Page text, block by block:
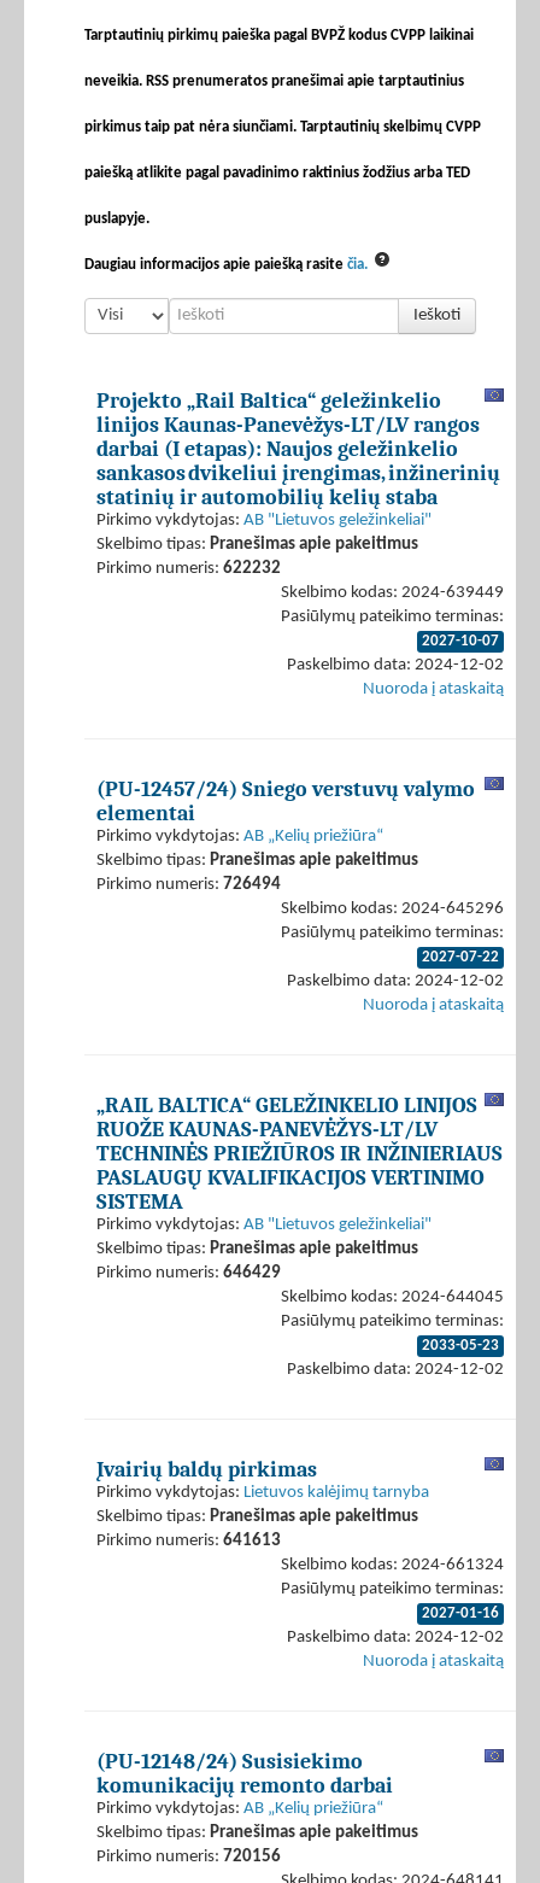
Tarptautinių pirkimų paieška pagal BVPŽ kodus CVPP laikinai
neveikia. RSS prenumeratos pranešimai apie tarptautinius
pirkimus taip pat nėra siunčiami. Tarptautinių skelbimų CVPP
paiešką atlikite pagal pavadinimo raktinius žodžius arba TED
puslapyje.
Daugiau informacijos apie paiešką rasite čia.
Ieškoti
Projekto „Rail Baltica“ geležinkelio
linijos Kaunas-Panevėžys-LT/LV rangos
darbai (I etapas): Naujos geležinkelio
sankasos dvikeliui įrengimas, inžinerinių
statinių ir automobilių kelių staba
Pirkimo vykdytojas: AB "Lietuvos geležinkeliai"
Skelbimo tipas: Pranešimas apie pakeitimus
Pirkimo numeris: 622232
Skelbimo kodas: 2024-639449
Pasiūlymų pateikimo terminas:
2027-10-07
Paskelbimo data: 2024-12-02
Nuoroda į ataskaitą
(PU-12457/24) Sniego verstuvų valymo
elementai
Pirkimo vykdytojas: AB „Kelių priežiūra“
Skelbimo tipas: Pranešimas apie pakeitimus
Pirkimo numeris: 726494
Skelbimo kodas: 2024-645296
Pasiūlymų pateikimo terminas:
2027-07-22
Paskelbimo data: 2024-12-02
Nuoroda į ataskaitą
„RAIL BALTICA“ GELEŽINKELIO LINIJOS
RUOŽE KAUNAS-PANEVĖŽYS-LT/LV
TECHNINĖS PRIEŽIŪROS IR INŽINIERIAUS
PASLAUGŲ KVALIFIKACIJOS VERTINIMO
SISTEMA
Pirkimo vykdytojas: AB "Lietuvos geležinkeliai"
Skelbimo tipas: Pranešimas apie pakeitimus
Pirkimo numeris: 646429
Skelbimo kodas: 2024-644045
Pasiūlymų pateikimo terminas:
2033-05-23
Paskelbimo data: 2024-12-02
Įvairių baldų pirkimas
Pirkimo vykdytojas: Lietuvos kalėjimų tarnyba
Skelbimo tipas: Pranešimas apie pakeitimus
Pirkimo numeris: 641613
Skelbimo kodas: 2024-661324
Pasiūlymų pateikimo terminas:
2027-01-16
Paskelbimo data: 2024-12-02
Nuoroda į ataskaitą
(PU-12148/24) Susisiekimo
komunikacijų remonto darbai
Pirkimo vykdytojas: AB „Kelių priežiūra“
Skelbimo tipas: Pranešimas apie pakeitimus
Pirkimo numeris: 720156